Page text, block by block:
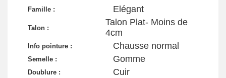
Famille : Elégant
Talon :
Talon Plat- Moins de
4cm
Info pointure : Chausse normal
Semelle : Gomme
Doublure : Cuir